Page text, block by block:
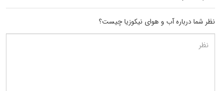
نظر شما درباره آب و هوای نیکوزیا چیست؟